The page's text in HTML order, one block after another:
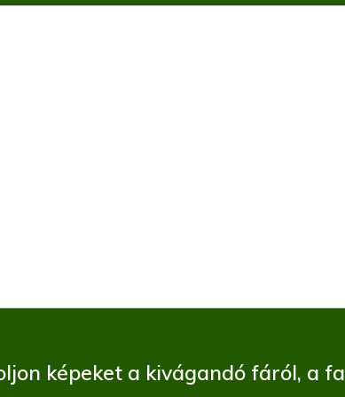
képeket a kivágandó fáról, a fa